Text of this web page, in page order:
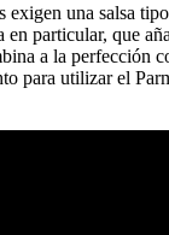
una salsa
particular, que
a la
utilizar el